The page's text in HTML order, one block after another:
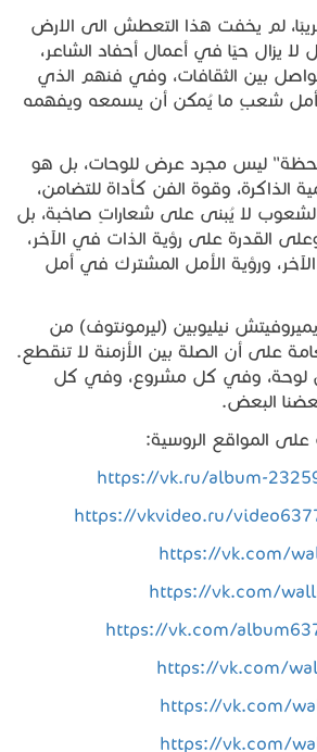
لم يخفت هذا التعطش الى الارض
يزال حيًا في أعمال أحفاد الشاعر،
بين الثقافات، وفي فنهم الذي
شعبٍ ما يُمكن أن يسمعه ويفهمه
ليس مجرد عرض للوحات، بل هو
الذاكرة، وقوة الفن كأداة للتضامن،
لا يُبنى على شعاراتٍ صاخبة، بل
القدرة على رؤية الذات في الآخر،
ورؤية الأمل المشترك في أمل
نيليوبين (ليرمونتوف) من
على أن الصلة بين الأزمنة لا تنقطع.
وفي كل مشروع، وفي كل
البعض.
المواقع الروسية:
https://vk.ru/album-
https://vkvideo.ru/
https://vk.com/
https://vk.com/
https://vk.com/
https://vk.com/
https://vk.com/
https://vk.com/